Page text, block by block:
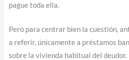
pague toda ella.
Pero para centrar bien la cuestión,
a referir, únicamente a préstamos
sobre la vivienda habitual del